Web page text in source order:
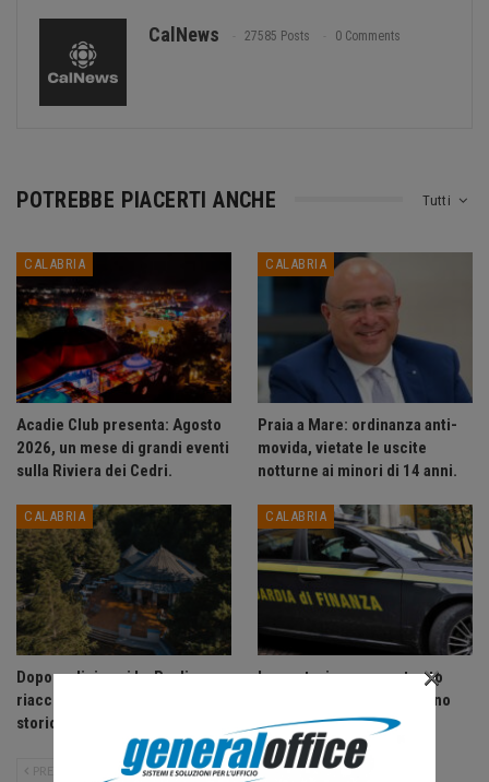
CalNews 27585 Posts 0 Comments
Tutti
POTREBBE PIACERTI ANCHE
CALABRIA
Acadie Club presenta: Agosto
2026, un mese di grandi eventi
sulla Riviera dei Cedri.
CALABRIA
Praia a Mare: ordinanza anti-
movida, vietate le uscite
notturne ai minori di 14 anni.
CALABRIA
Dopo sedici anni La Pagliara
riaccende la Sila: riapre lo
storico rifugio di Fago del…
CALABRIA
Lavoratori senza contratto
scoperti sul litorale Tirreno
Cosentino.
PRECEDENTE SUCCESSIVO
×